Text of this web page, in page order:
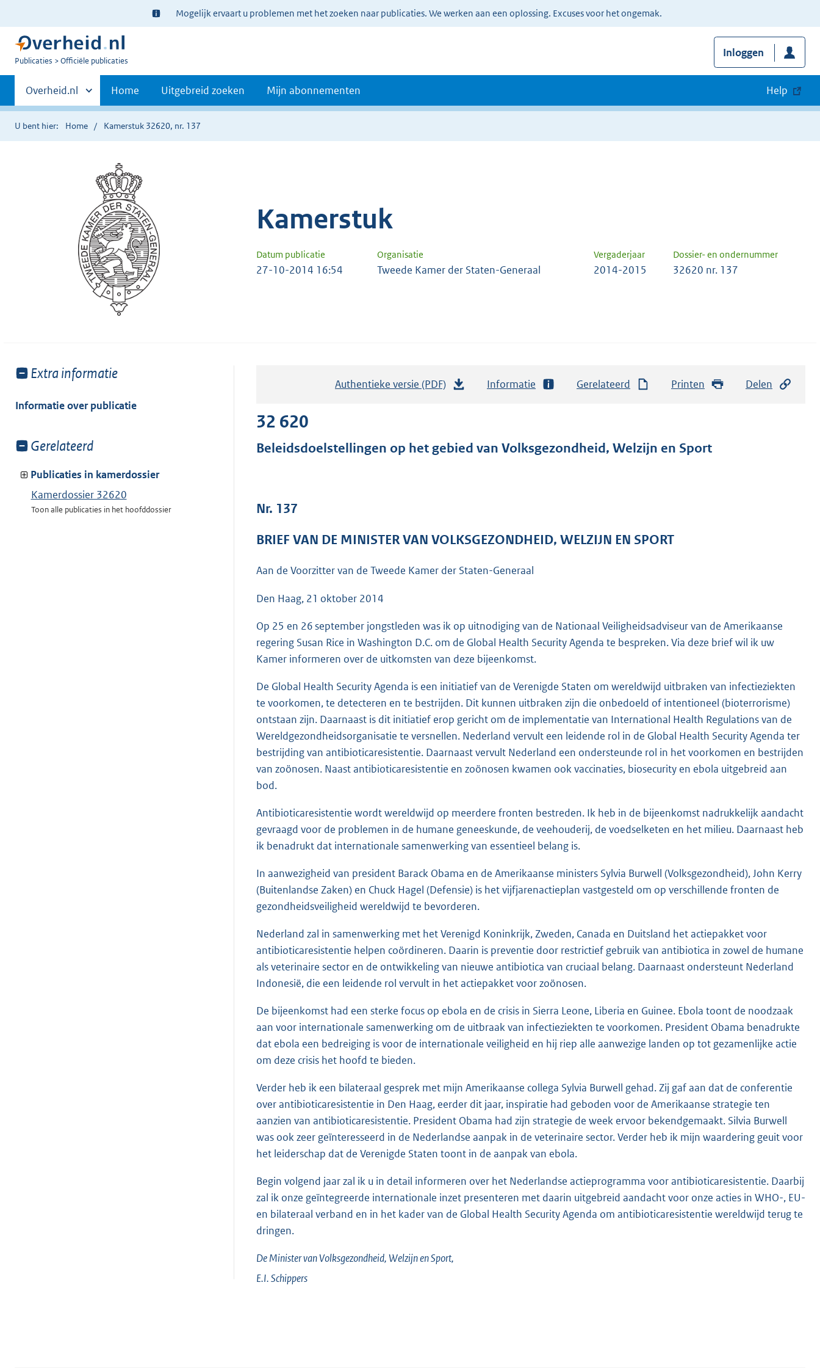
Ter
informatie:
Mogelijk ervaart u problemen met het zoeken naar publicaties. We werken aan een oplossing. Excuses voor het ongemak.
U
Publicaties Officiële publicaties
Inloggen
Primaire
navigatie
Andere
sites
binnen
Overheid.nl Home Uitgebreid zoeken Mijn abonnementen Help
U bent hier: Home Kamerstuk 32620, nr. 137
Kamerstuk
Datum publicatie Organisatie Vergaderjaar Dossier- en ondernummer
27-10-2014 16:54 Tweede Kamer der Staten-Generaal 2014-2015 32620 nr. 137
Toon
van:
Extra informatie
Informatie over publicatie
Toon
van:
Gerelateerd
Publicaties in kamerdossier
Kamerdossier 32620
Toon alle publicaties in het hoofddossier
Authentieke versie (PDF)
a
r
o
:
3
9
K
b
Informatie Gerelateerd Printen Delen
32 620
Beleidsdoelstellingen op het gebied van Volksgezondheid, Welzijn en Sport
Nr. 137
BRIEF VAN DE MINISTER VAN VOLKSGEZONDHEID, WELZIJN EN SPORT
Aan de Voorzitter van de Tweede Kamer der Staten-Generaal
Den Haag, 21 oktober 2014
Op 25 en 26 september jongstleden was ik op uitnodiging van de Nationaal Veiligheidsadviseur van de Amerikaanse
regering Susan Rice in Washington D.C. om de Global Health Security Agenda te bespreken. Via deze brief wil ik uw
Kamer informeren over de uitkomsten van deze bijeenkomst.
De Global Health Security Agenda is een initiatief van de Verenigde Staten om wereldwijd uitbraken van infectieziekten
te voorkomen, te detecteren en te bestrijden. Dit kunnen uitbraken zijn die onbedoeld of intentioneel (bioterrorisme)
ontstaan zijn. Daarnaast is dit initiatief erop gericht om de implementatie van International Health Regulations van de
Wereldgezondheidsorganisatie te versnellen. Nederland vervult een leidende rol in de Global Health Security Agenda ter
bestrijding van antibioticaresistentie. Daarnaast vervult Nederland een ondersteunde rol in het voorkomen en bestrijden
van zoönosen. Naast antibioticaresistentie en zoönosen kwamen ook vaccinaties, biosecurity en ebola uitgebreid aan
bod.
Antibioticaresistentie wordt wereldwijd op meerdere fronten bestreden. Ik heb in de bijeenkomst nadrukkelijk aandacht
gevraagd voor de problemen in de humane geneeskunde, de veehouderij, de voedselketen en het milieu. Daarnaast heb
ik benadrukt dat internationale samenwerking van essentieel belang is.
In aanwezigheid van president Barack Obama en de Amerikaanse ministers Sylvia Burwell (Volksgezondheid), John Kerry
(Buitenlandse Zaken) en Chuck Hagel (Defensie) is het vijfjarenactieplan vastgesteld om op verschillende fronten de
gezondheidsveiligheid wereldwijd te bevorderen.
Nederland zal in samenwerking met het Verenigd Koninkrijk, Zweden, Canada en Duitsland het actiepakket voor
antibioticaresistentie helpen coördineren. Daarin is preventie door restrictief gebruik van antibiotica in zowel de humane
als veterinaire sector en de ontwikkeling van nieuwe antibiotica van cruciaal belang. Daarnaast ondersteunt Nederland
Indonesië, die een leidende rol vervult in het actiepakket voor zoönosen.
De bijeenkomst had een sterke focus op ebola en de crisis in Sierra Leone, Liberia en Guinee. Ebola toont de noodzaak
aan voor internationale samenwerking om de uitbraak van infectieziekten te voorkomen. President Obama benadrukte
dat ebola een bedreiging is voor de internationale veiligheid en hij riep alle aanwezige landen op tot gezamenlijke actie
om deze crisis het hoofd te bieden.
Verder heb ik een bilateraal gesprek met mijn Amerikaanse collega Sylvia Burwell gehad. Zij gaf aan dat de conferentie
over antibioticaresistentie in Den Haag, eerder dit jaar, inspiratie had geboden voor de Amerikaanse strategie ten
aanzien van antibioticaresistentie. President Obama had zijn strategie de week ervoor bekendgemaakt. Silvia Burwell
was ook zeer geïnteresseerd in de Nederlandse aanpak in de veterinaire sector. Verder heb ik mijn waardering geuit voor
het leiderschap dat de Verenigde Staten toont in de aanpak van ebola.
Begin volgend jaar zal ik u in detail informeren over het Nederlandse actieprogramma voor antibioticaresistentie. Daarbij
zal ik onze geïntegreerde internationale inzet presenteren met daarin uitgebreid aandacht voor onze acties in WHO-, EU-
en bilateraal verband en in het kader van de Global Health Security Agenda om antibioticaresistentie wereldwijd terug te
dringen.
De Minister van Volksgezondheid, Welzijn en Sport,
E.I.Schippers